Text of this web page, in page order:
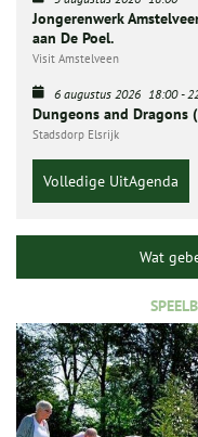
Jongerenwerk
aan De Poel.
Visit Amstelveen
6 augustus 2026 18:00-
Dungeons and Dragons
Stadsdorp Elsrijk
Volledige UitAgenda
Wat